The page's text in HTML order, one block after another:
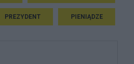
PREZYDENT PIENIĄDZE